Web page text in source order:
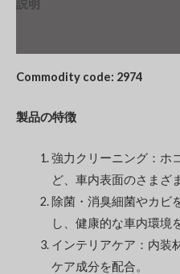
説明
Commodity code: 2974
製品の特徴
強力クリーニング：ホ
ど、車内表面のさまざ
除菌・消臭細菌やカビ
し、健康的な車内環境
インテリアケア：内装
ケア成分を配合。